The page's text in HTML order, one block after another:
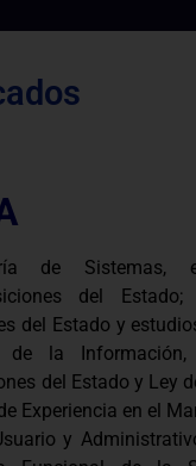
de Sistemas,
del Estado;
del Estado y
de la
del Estado y Ley
Experiencia en el
y